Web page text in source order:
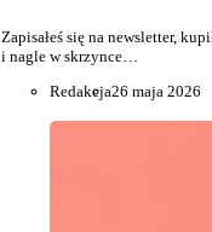
Zapisałeś się na newsletter,
i nagle w skrzynce…
Redakcja26 maja 2026